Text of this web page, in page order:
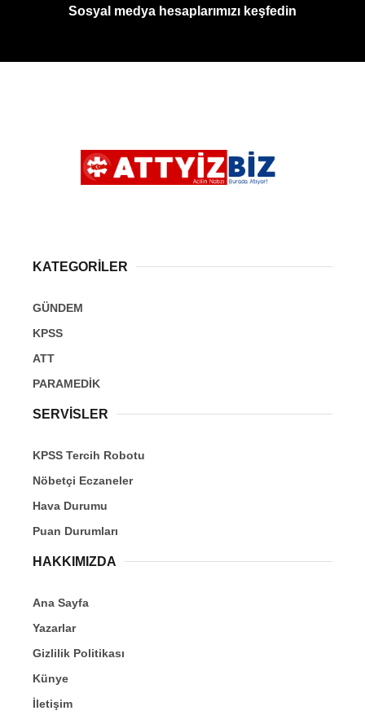
Sosyal medya hesaplarımızı keşfedin
KATEGORİLER
GÜNDEM
KPSS
ATT
PARAMEDİK
SERVİSLER
KPSS Tercih Robotu
Nöbetçi Eczaneler
Hava Durumu
Puan Durumları
HAKKIMIZDA
Ana Sayfa
Yazarlar
Gizlilik Politikası
Künye
İletişim